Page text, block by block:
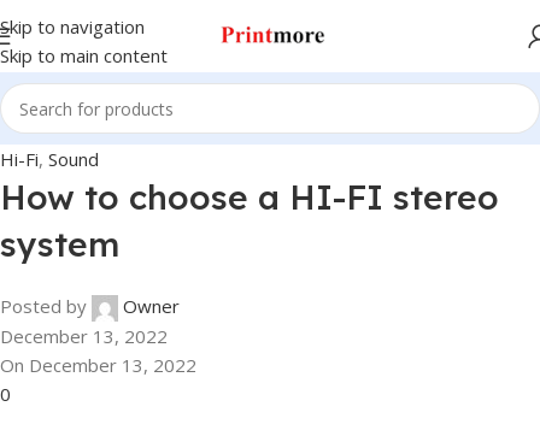
Skip to navigation
Skip to main content
Hi-Fi, Sound
How to choose a HI-FI stereo
system
Posted by
Owner
December 13, 2022
On December 13, 2022
0